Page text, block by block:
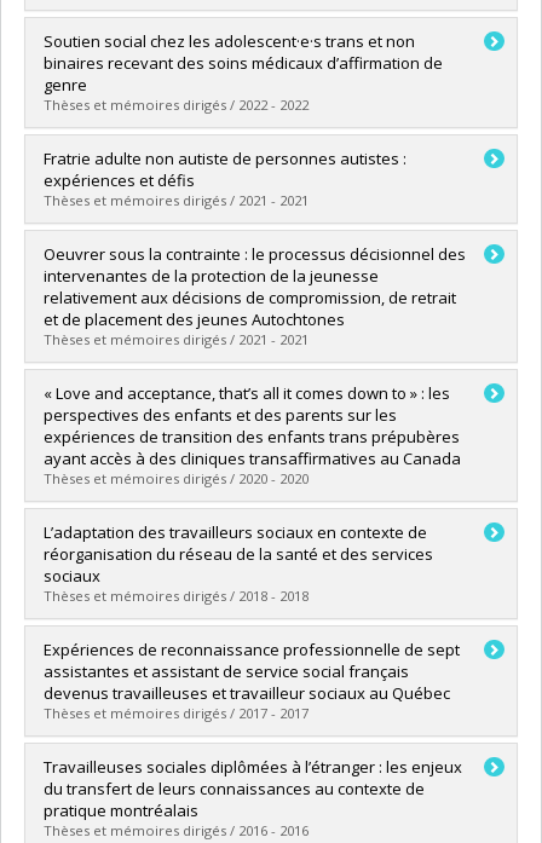
Diplômé(e) :Mousseau, Vincent
Cycle :Maîtrise
Diplôme obtenu :
Lien vers le document dans Papyrus
Soutien social chez les adolescent·e·s trans et non
binaires recevant des soins médicaux d’affirmation de
genre
Thèses et mémoires dirigés / 2022 - 2022
Diplômé(e) : Fortier-Jordan, Vanessa
Cycle :Maîtrise
Diplôme obtenu :M. Sc.
Lien vers le document dans Papyrus
Fratrie adulte non autiste de personnes autistes :
expériences et défis
Thèses et mémoires dirigés / 2021 - 2021
Diplômé(e) :Decoste-Vigneau, Marie-Édith
Cycle :Maîtrise
Diplôme obtenu :M. Sc.
Lien vers le document dans Papyrus
Oeuvrer sous la contrainte : le processus décisionnel des
intervenantes de la protection de la jeunesse
relativement aux décisions de compromission, de retrait
et de placement des jeunes Autochtones
Thèses et mémoires dirigés / 2021 - 2021
Diplômé(e) :Julien, Ariane
Cycle :Doctorat
Diplôme obtenu :Ph. D.
Lien vers le document dans Papyrus
« Love and acceptance, that’s all it comes down to » : les
perspectives des enfants et des parents sur les
expériences de transition des enfants trans prépubères
ayant accès à des cliniques transaffirmatives au Canada
Thèses et mémoires dirigés / 2020 - 2020
Diplômé(e) :Kirichenko, Valeria
Cycle :Maîtrise
Diplôme obtenu :
Lien vers le document dans Papyrus
L’adaptation des travailleurs sociaux en contexte de
réorganisation du réseau de la santé et des services
sociaux
Thèses et mémoires dirigés / 2018 - 2018
Diplômé(e) :Proulx, Émélie
Cycle :Maîtrise
Diplôme obtenu :M. Sc.
Lien vers le document dans Papyrus
Expériences de reconnaissance professionnelle de sept
assistantes et assistant de service social français
devenus travailleuses et travailleur sociaux au Québec
Thèses et mémoires dirigés / 2017 - 2017
Diplômé(e) :Gérard Tétreault, Alice
Cycle :Maîtrise
Diplôme obtenu :M. Sc.
Lien vers le document dans Papyrus
Travailleuses sociales diplômées à l’étranger : les enjeux
du transfert de leurs connaissances au contexte de
pratique montréalais
Thèses et mémoires dirigés / 2016 - 2016